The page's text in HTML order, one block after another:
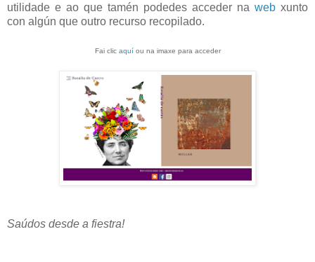
utilidade e ao que tamén podedes acceder na web xunto
con algún que outro recurso recopilado.
Fai clic aquíou na imaxe para acceder
Saúdos desde a fiestra!